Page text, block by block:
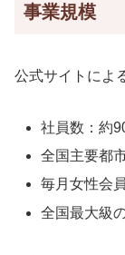
事業規模
公式サイトによ
社員数：約
全国主要都
毎月女性会
全国最大級